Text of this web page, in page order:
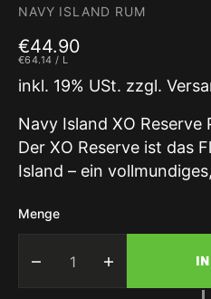
NAVY ISLAND RUM
Regulärer
Preis
€44.90
GRUNDPREIS
€64.14 / PRO
L
inkl. 19% USt. zzgl.
Navy Island XO Reserve
Der XO Reserve ist das
Island – ein
Menge
Menge
für